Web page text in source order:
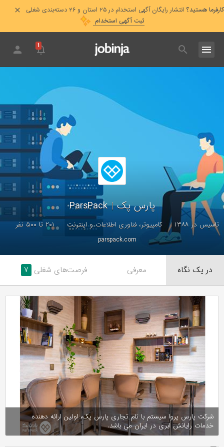
کارفرما هستید؟ انتشار رایگان آگهی استخدام در ۲۵ استان و ۲۶ دسته‌بندی شغلی
ثبت آگهی استخدام
۱
پارس پک|
ParsPack
تاسیس در ۱۳۸۸ کامپیوتر، فناوری اطلاعات و اینترنت
۲۰۱ تا ۵۰۰ نفر
parspack.com
در یک نگاه معرفی فرصت‌های شغلی ۷
شرکت پارس پروا سیستم با نام تجاری پارس پک، اولین ارائه دهنده
خدمات رایانش ابری در ایران می باشد.